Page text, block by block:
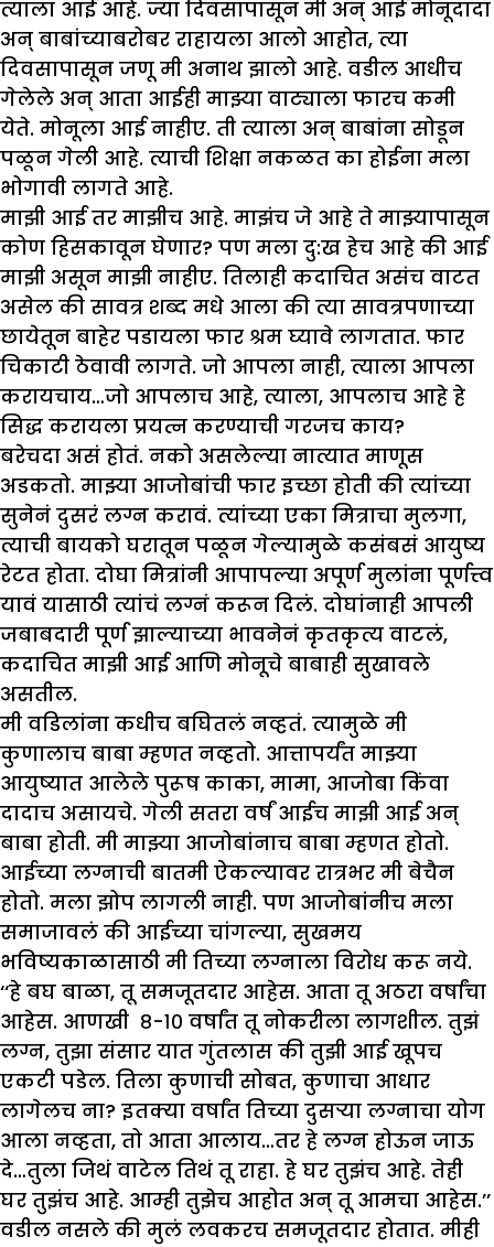
त्याला आई आहे. ज्या दिवसापासून मी अन् आई मोनूदादा
अन् बाबांच्याबरोबर राहायला आलो आहोत, त्या
दिवसापासून जणू मी अनाथ झालो आहे. वडील आधीच
गेलेले अन् आता आईही माझ्या वाट्याला फारच कमी
येते. मोनूला आई नाहीए. ती त्याला अन् बाबांना सोडून
पळून गेली आहे. त्याची शिक्षा नकळत का होईना मला
भोगावी लागते आहे.
माझी आई तर माझीच आहे. माझंच जे आहे ते माझ्यापासून
कोण हिसकावून घेणार? पण मला दु:ख हेच आहे की आई
माझी असून माझी नाहीए. तिलाही कदाचित असंच वाटत
असेल की सावत्र शब्द मधे आला की त्या सावत्रपणाच्या
छायेतून बाहेर पडायला फार श्रम घ्यावे लागतात. फार
चिकाटी ठेवावी लागते. जो आपला नाही, त्याला आपला
करायचाय…जो आपलाच आहे, त्याला, आपलाच आहे हे
सिद्ध करायला प्रयत्न करण्याची गरजच काय?
बरेचदा असं होतं. नको असलेल्या नात्यात माणूस
अडकतो. माझ्या आजोबांची फार इच्छा होती की त्यांच्या
सुनेनं दुसरं लग्न करावं. त्यांच्या एका मित्राचा मुलगा,
त्याची बायको घरातून पळून गेल्यामुळे कसंबसं आयुष्य
रेटत होता. दोघा मित्रांनी आपापल्या अपूर्ण मुलांना पूर्णत्त्व
यावं यासाठी त्यांचं लग्नं करून दिलं. दोघांनाही आपली
जबाबदारी पूर्ण झाल्याच्या भावनेनं कृतकृत्य वाटलं,
कदाचित माझी आई आणि मोनूचे बाबाही सुखावले
असतील.
मी वडिलांना कधीच बघितलं नव्हतं. त्यामुळे मी
कुणालाच बाबा म्हणत नव्हतो. आत्तापर्यंत माझ्या
आयुष्यात आलेले पुरूष काका, मामा, आजोबा किंवा
दादाच असायचे. गेली सतरा वर्षं आईच माझी आई अन्
बाबा होती. मी माझ्या आजोबांनाच बाबा म्हणत होतो.
आईच्या लग्नाची बातमी ऐकल्यावर रात्रभर मी बेचैन
होतो. मला झोप लागली नाही. पण आजोबांनीच मला
समाजावलं की आईच्या चांगल्या, सुखमय
भविष्यकाळासाठी मी तिच्या लग्नाला विरोध करू नये.
‘‘हे बघ बाळा, तू समजूतदार आहेस. आता तू अठरा वर्षांचा
आहेस. आणखी ८-१० वर्षांत तू नोकरीला लागशील. तुझं
लग्न, तुझा संसार यात गुंतलास की तुझी आई खूपच
एकटी पडेल. तिला कुणाची सोबत, कुणाचा आधार
लागेलच ना? इतक्या वर्षांत तिच्या दुसऱ्या लग्नाचा योग
आला नव्हता, तो आता आलाय…तर हे लग्न होऊन जाऊ
दे…तुला जिथं वाटेल तिथं तू राहा. हे घर तुझंच आहे. तेही
घर तुझंच आहे. आम्ही तुझेच आहोत अन् तू आमचा आहेस.’’
वडील नसले की मुलं लवकरच समजूतदार होतात. मीही